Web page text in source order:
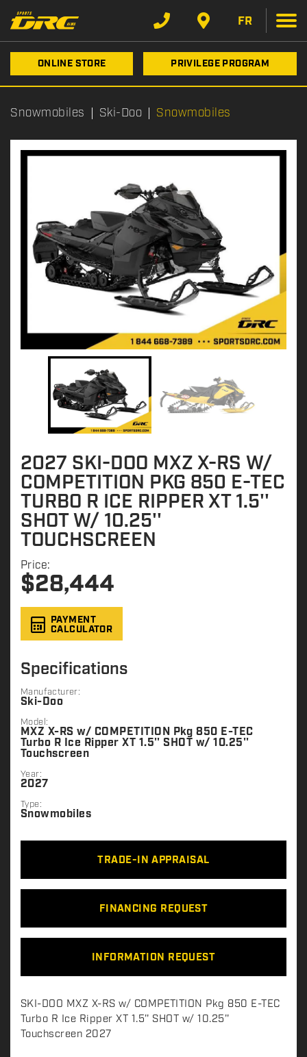
FR
ONLINE STORE PRIVILEGE PROGRAM
Snowmobiles Ski-Doo Snowmobiles
2027 SKI-DOO MXZ X-RS W/
COMPETITION PKG 850 E-TEC
TURBO R ICE RIPPER XT 1.5''
SHOT W/ 10.25''
TOUCHSCREEN
Price:
$28,444
PAYMENT
CALCULATOR
Specifications
Manufacturer:
Ski-Doo
Model:
MXZ X-RS w/ COMPETITION Pkg 850 E-TEC
Turbo R Ice Ripper XT 1.5'' SHOT w/ 10.25''
Touchscreen
Year:
2027
Type:
Snowmobiles
TRADE-IN APPRAISAL
FINANCING REQUEST
INFORMATION REQUEST
D
e
s
SKI-DOO MXZ X-RS w/ COMPETITION Pkg 850 E-TEC
Turbo R Ice Ripper XT 1.5'' SHOT w/ 10.25''
Touchscreen 2027